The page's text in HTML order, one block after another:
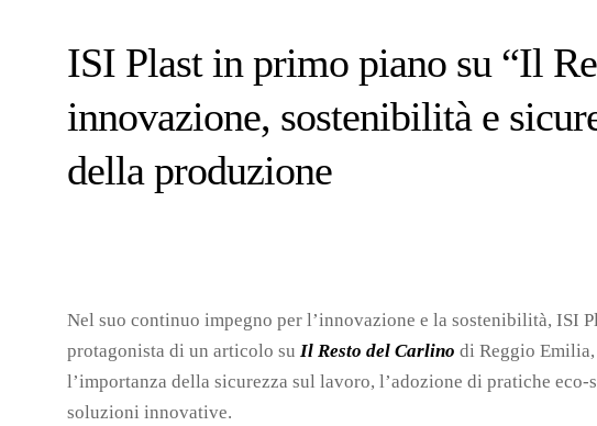
ISI Plast in primo piano su “Il
innovazione, sostenibilità e
della produzione
Nel suo continuo impegno per l’innovazione e la sostenibilità, ISI
protagonista di un articolo su Il Resto del Carlino di Reggio
l’importanza della sicurezza sul lavoro, l’adozione di pratiche
soluzioni innovative.